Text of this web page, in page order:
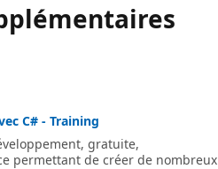
C# - Training
gratuite,
permettant de créer de nombreux